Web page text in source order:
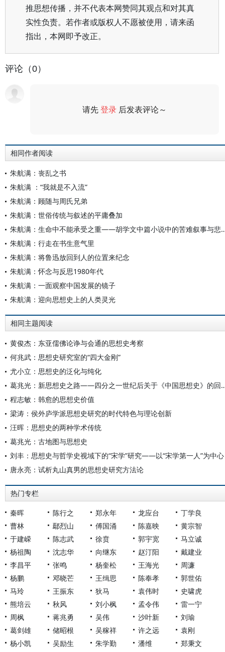
推思想传播，并不代表本网赞同其观点和对其真
实性负责。若作者或版权人不愿被使用，请来函
指出，本网即予改正。
评论（0）
请先登录 后发表评论～
相同作者阅读
朱航满：丧乱之书
朱航满 ：“我就是不入流”
朱航满：顾随与周氏兄弟
朱航满：世俗传统与叙述的平庸叠加
朱航满：生命中不能承受之重
朱航满：行走在书生意气里
朱航满：将鲁迅放回到人的位置来纪念
朱航满：怀念与反思1980年代
朱航满：一面观察中国发展的镜子
朱航满：迎向思想史上的人类灵光
相同主题阅读
黄俊杰：东亚儒佛论诤与会通的思想史考察
何兆武：思想史研究室的“四大金刚”
尤小立：思想史的泛化与纯化
葛兆光：新思想史之路——四分
程志敏：韩愈的思想史价值
梁涛：侯外庐学派思想史研究的时代特色与理论创新
汪晖：思想史的两种学术传统
葛兆光：古地图与思想史
刘丰：思想史与哲学史视域下的“宋学”研究——以“宋学第一人”为中心
唐永亮：试析丸山真男的思想史研究方法论
热门专栏
秦晖 陈行之 郑永年 龙应台
丁学良
曹林
鄢烈山 傅国涌 陈嘉映
黄宗智
于建嵘
陈志武 徐贲 郭宇宽
马立诚
杨祖陶
沈志华 向继东 赵汀阳
戴建业
李昌平
张鸣 杨奎松 王海光
周濂
杨鹏
邓晓芒 王缉思 陈奉孝
郭世佑
马玲
王振东 狄马 袁伟时
史啸虎
熊培云
秋风 刘小枫 孟令伟
雷一宁
周枫
蒋兆勇 吴伟 沙叶新
刘瑜
葛剑雄
储昭根 吴稼祥 许之远
袁刚
杨小凯
吴励生 朱学勤 潘维
郑秉文